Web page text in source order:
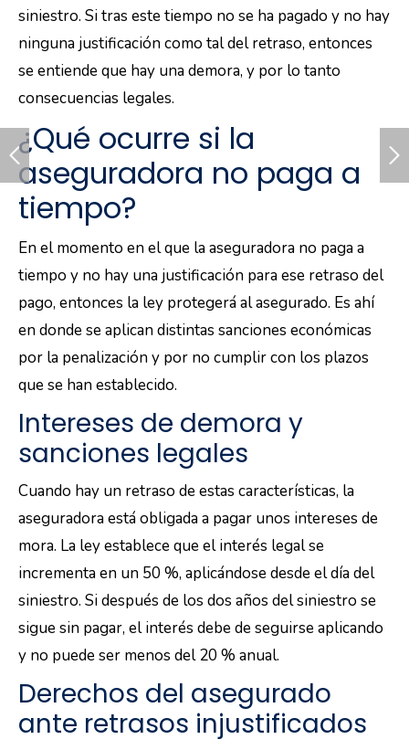
siniestro. Si tras este tiempo no se ha pagado y no hay
ninguna justificación como tal del retraso, entonces
se entiende que hay una demora, y por lo tanto
consecuencias legales.
¿Qué ocurre si la
aseguradora no paga a
tiempo?
En el momento en el que la aseguradora no paga a
tiempo y no hay una justificación para ese retraso del
pago, entonces la ley protegerá al asegurado. Es ahí
en donde se aplican distintas sanciones económicas
por la penalización y por no cumplir con los plazos
que se han establecido.
Intereses de demora y
sanciones legales
Cuando hay un retraso de estas características, la
aseguradora está obligada a pagar unos intereses de
mora. La ley establece que el interés legal se
incrementa en un 50 %, aplicándose desde el día del
siniestro. Si después de los dos años del siniestro se
sigue sin pagar, el interés debe de seguirse aplicando
y no puede ser menos del 20 % anual.
Derechos del asegurado
ante retrasos injustificados